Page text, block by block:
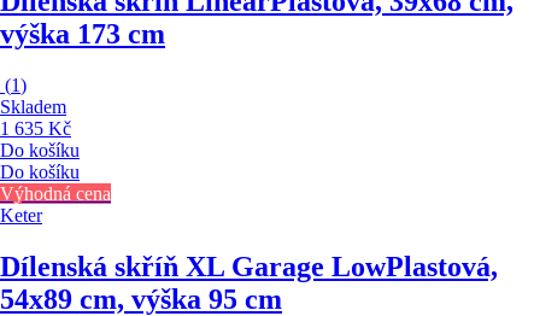
výška 173 cm
(1)
Skladem
1 635 Kč
Do košíku
Do košíku
Výhodná cena
Keter
Dílenská skříň XL Garage LowPlastová,
54x89 cm, výška 95 cm